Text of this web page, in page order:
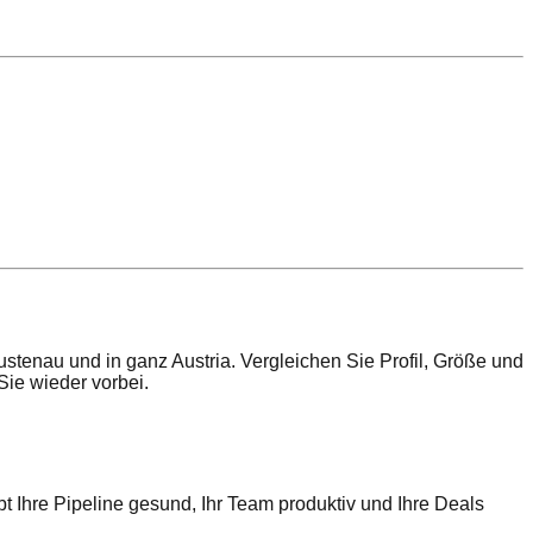
und in ganz Austria. Vergleichen Sie Profil, Größe und
wieder vorbei.
Ihre Pipeline gesund, Ihr Team produktiv und Ihre Deals